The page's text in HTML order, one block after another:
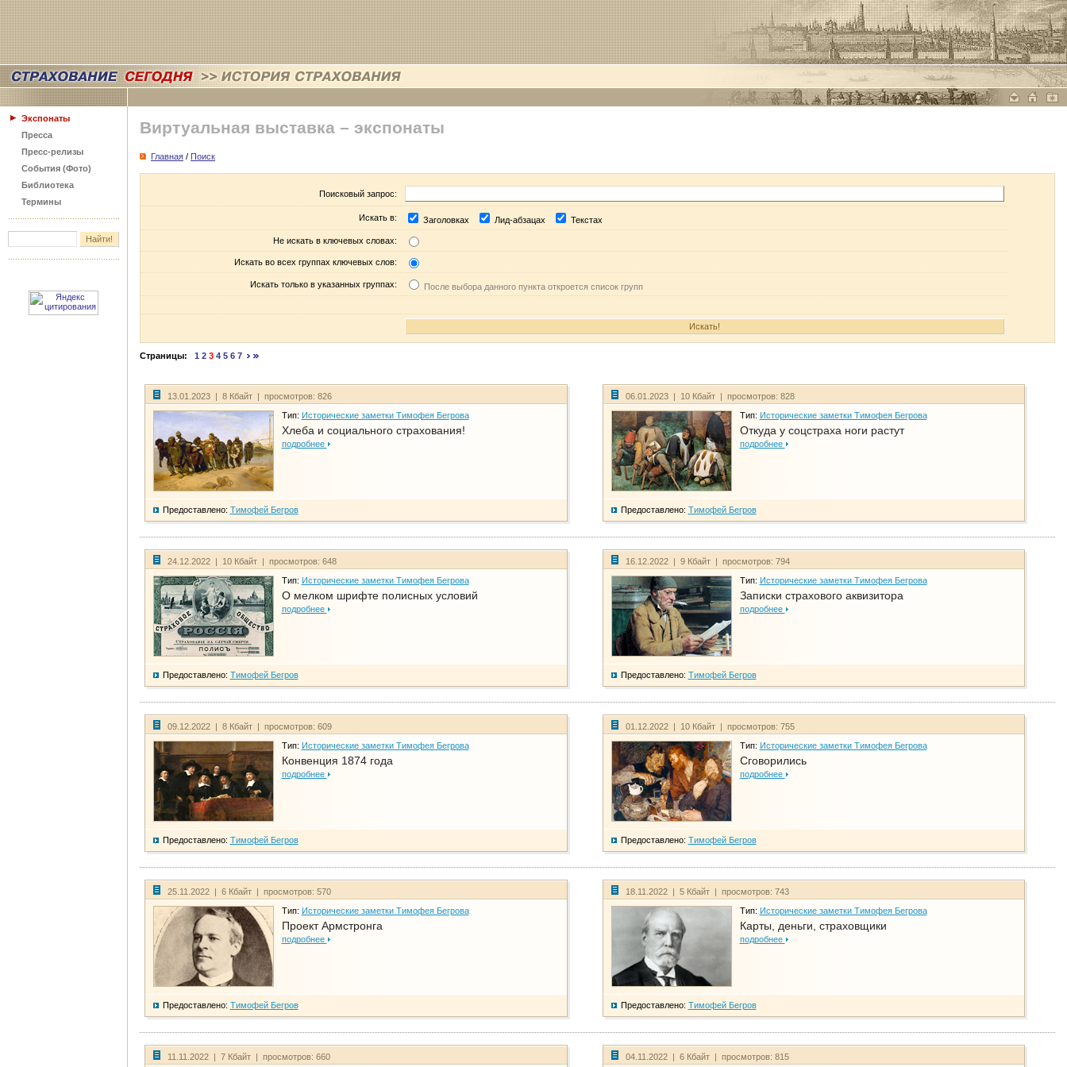
Экспонаты
Пресса
Пресс-релизы
События (Фото)
Библиотека
Термины
Виртуальная выставка – экспонаты
Главная / Поиск
Поисковый запрос:
Искать в: Заголовках Лид-абзацах Текстах
Не искать в ключевых словах:
Искать во всех группах ключевых слов:
Искать только в указанных группах: После выбора данного пункта откроется список групп
Страницы: 1 2 3 4 5 6 7
13.01.2023 | 8 Кбайт | просмотров: 826
Тип: Исторические заметки Тимофея Бегрова
Хлеба и социального страхования!
подробнее
Предоставлено: Тимофей Бегров
06.01.2023 | 10 Кбайт | просмотров: 828
Тип: Исторические заметки Тимофея Бегрова
Откуда у соцстраха ноги растут
подробнее
Предоставлено: Тимофей Бегров
24.12.2022 | 10 Кбайт | просмотров: 648
Тип: Исторические заметки Тимофея Бегрова
О мелком шрифте полисных условий
подробнее
Предоставлено: Тимофей Бегров
16.12.2022 | 9 Кбайт | просмотров: 794
Тип: Исторические заметки Тимофея Бегрова
Записки страхового аквизитора
подробнее
Предоставлено: Тимофей Бегров
09.12.2022 | 8 Кбайт | просмотров: 609
Тип: Исторические заметки Тимофея Бегрова
Конвенция 1874 года
подробнее
Предоставлено: Тимофей Бегров
01.12.2022 | 10 Кбайт | просмотров: 755
Тип: Исторические заметки Тимофея Бегрова
Сговорились
подробнее
Предоставлено: Тимофей Бегров
25.11.2022 | 6 Кбайт | просмотров: 570
Тип: Исторические заметки Тимофея Бегрова
Проект Армстронга
подробнее
Предоставлено: Тимофей Бегров
18.11.2022 | 5 Кбайт | просмотров: 743
Тип: Исторические заметки Тимофея Бегрова
Карты, деньги, страховщики
подробнее
Предоставлено: Тимофей Бегров
11.11.2022 | 7 Кбайт | просмотров: 660 04.11.2022 | 6 Кбайт | просмотров: 815